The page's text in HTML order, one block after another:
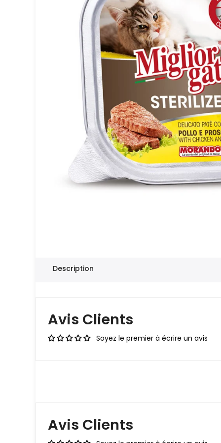
Description
Avis Clients
Soyez le premier à écrire un avis
Avis Clients